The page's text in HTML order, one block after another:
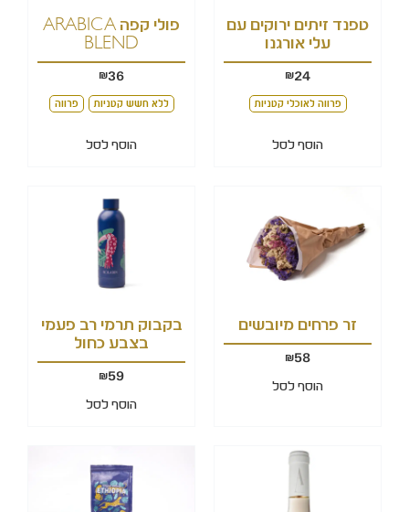
טפנד זיתים ירוקים עם
עלי אורגנו
24
₪
פרווה לאוכלי קטניות
הוסף לסל
פולי קפה ARABICA
BLEND
36
₪
ללא חשש קטניות פרווה
הוסף לסל
זר פרחים מיובשים
58
₪
הוסף לסל
בקבוק תרמי רב פעמי
בצבע כחול
59
₪
הוסף לסל